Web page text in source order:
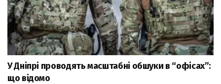
У Дніпрі проводять масштабні обшуки в “офісах”:
що відомо